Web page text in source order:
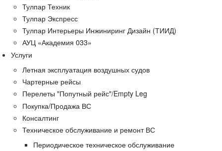
Тулпар Техник
Тулпар Экспресс
Тулпар Интерьеры Инжиниринг Дизайн (ТИИД)
АУЦ «Академия 033»
Услуги
Летная эксплуатация воздушных судов
Чартерные рейсы
Перелеты "Попутный рейс"/Empty Leg
Покупка/Продажа ВС
Консалтинг
Техническое обслуживание и ремонт ВС
Периодическое техническое обслуживание